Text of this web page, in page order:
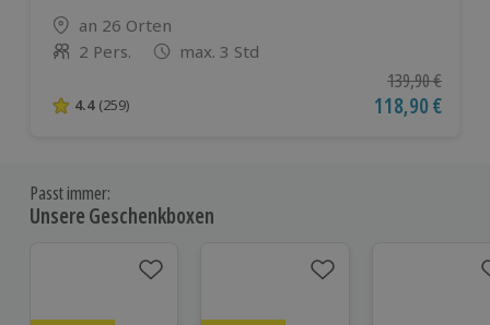
Standort
an 26 Orten
Anzahl der Teilnehmer
2 Pers. max. 3 Std
4.4 von 5 Sternen basierend auf 259 Bewertungen
4.4 (259)
Ursprünglicher
139,90 €
Aktueller Preis
118,90 €
Passt immer:
Unsere Geschenkboxen